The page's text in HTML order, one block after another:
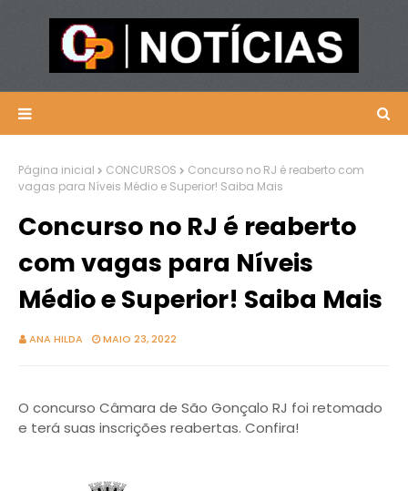
Página inicial CONCURSOS
Concurso no RJ é reaberto com
vagas para Níveis Médio e Superior! Saiba Mais
Concurso no RJ é reaberto
com vagas para Níveis
Médio e Superior! Saiba Mais
ANA HILDA MAIO 23, 2022
O concurso Câmara de São Gonçalo RJ foi retomado
e terá suas inscrições reabertas. Confira!